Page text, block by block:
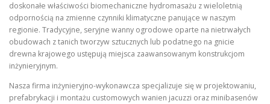
doskonałe właściwości biomechaniczne hydromasażu z wieloletnią
odpornością na zmienne czynniki klimatyczne panujące w naszym
regionie. Tradycyjne, seryjne wanny ogrodowe oparte na nietrwałych
obudowach z tanich tworzyw sztucznych lub podatnego na gnicie
drewna krajowego ustępują miejsca zaawansowanym konstrukcjom
inżynieryjnym.
Nasza firma inżynieryjno-wykonawcza specjalizuje się w projektowaniu,
prefabrykacji i montażu customowych wanien jacuzzi oraz minibasenów